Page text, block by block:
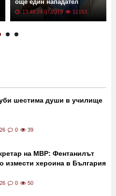
още един нападател
13:40 24.07.2019 11153
шестима души в училище
0 39
на МВР: Фентанилът
измести хероина в България
0 50